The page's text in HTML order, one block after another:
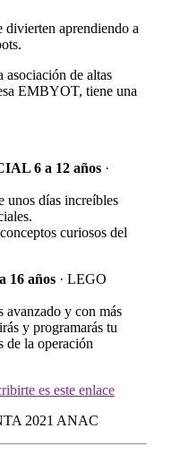
divierten aprendiendo a
asociación de altas
EMBYOT, tiene una
6 a 12 años ·
unos días increíbles
curiosos del
16 años · LEGO
avanzado y con más
y programarás tu
de la operación
es este enlace